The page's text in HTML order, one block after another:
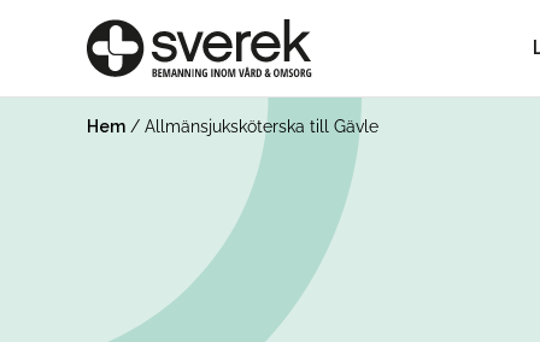
Hem / Allmänsjuksköterska till Gävle